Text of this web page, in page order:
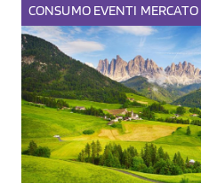
CONSUMO EVENTI MERCATO